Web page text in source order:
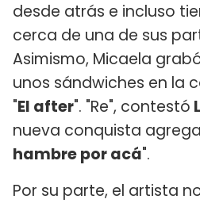
desde atrás e incluso
cerca de una de sus
Asimismo, Micaela
unos sándwiches en la
"El after". "Re", contestó
nueva conquista
hambre por acá".
Por su parte, el artista